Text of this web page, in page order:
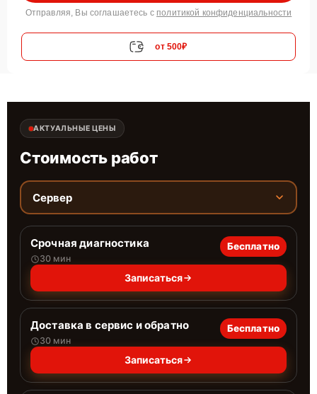
Отправляя, Вы соглашаетесь с политикой конфиденциальности
от 500₽
АКТУАЛЬНЫЕ ЦЕНЫ
Стоимость работ
Сервер
Срочная диагностика
30 мин
Бесплатно
Записаться
Доставка в сервис и обратно
30 мин
Бесплатно
Записаться